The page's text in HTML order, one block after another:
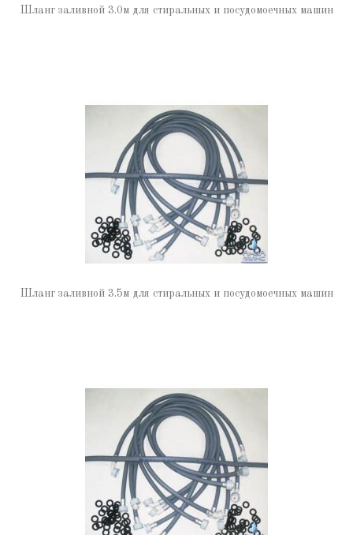
Шланг заливной 3.0м для стиральных и посудомоечных машин
Шланг заливной 3.5м для стиральных и посудомоечных машин